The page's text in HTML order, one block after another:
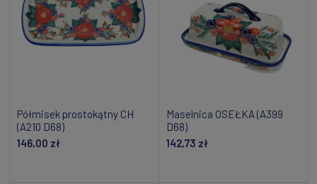
Półmisek prostokątny CH
(A210 D68)
146,00 zł
Maselnica OSEŁKA (A399
D68)
142,73 zł